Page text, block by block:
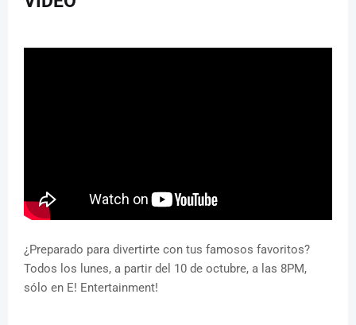
¿Preparado para divertirte con tus famosos favoritos?
Todos los lunes, a partir del 10 de octubre, a las 8PM,
sólo en E! Entertainment!